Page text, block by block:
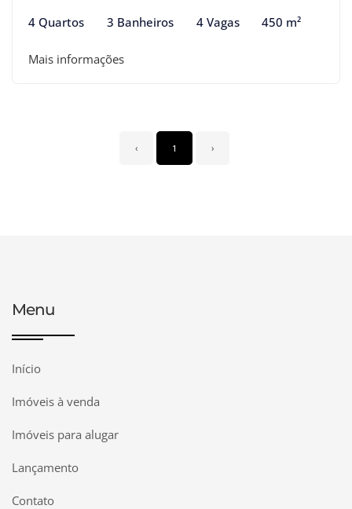
4 Quartos 3 Banheiros 4 Vagas 450 m²
Mais informações
‹ 1 ›
Menu
Início
Imóveis à venda
Imóveis para alugar
Lançamento
Contato